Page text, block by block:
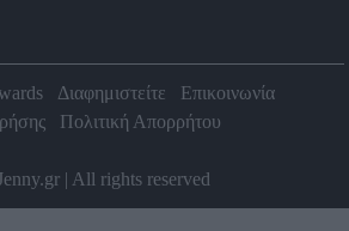
Διαφημιστείτε
Επικοινωνία
Πολιτική Απορρήτου
| All rights reserved